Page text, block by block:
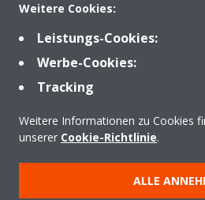
Kontakt
Copyright ©
Weitere Cookies:
Leistungs-Cookies:
Werbe-Cookies:
Tracking
Weitere Informationen zu Cookies
unserer Cookie-Richtlinie.
ALLE